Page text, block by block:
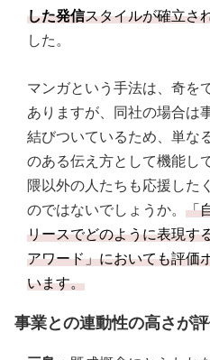
した発信スタイルが確立さ
した。
マンガという手法は、奇を
ありますが、同社の場合は
結びついているため、単な
のある伝え方として機能し
隈以外の人たちも応援した
のではないでしょうか。 「
リースでどのように表現す
アワード」においても評価
います。
事業との連動性の高さが